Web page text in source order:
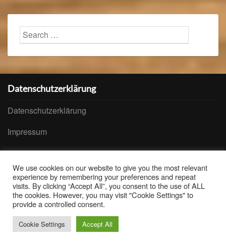
Search
for:
Datenschutzerklärung
Datenschutzerklärung
Impressum
Löschanfrage
Kontakt
Die mit Sternchen gekennzeichneten Verweise
sind Affiliate-Links. Wenn du über diesen Link dein Produkt
We use cookies on our website to give you the most relevant
experience by remembering your preferences and repeat
visits. By clicking “Accept All”, you consent to the use of ALL
the cookies. However, you may visit "Cookie Settings" to
provide a controlled consent.
Cookie Settings Accept All